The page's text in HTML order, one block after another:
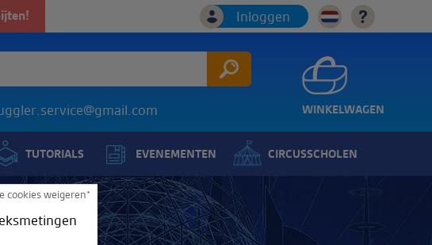
cookies weigeren*
WINKELWAGEN
TUTORIALS EVENEMENTEN CIRCUSSCHOLEN
Inloggen